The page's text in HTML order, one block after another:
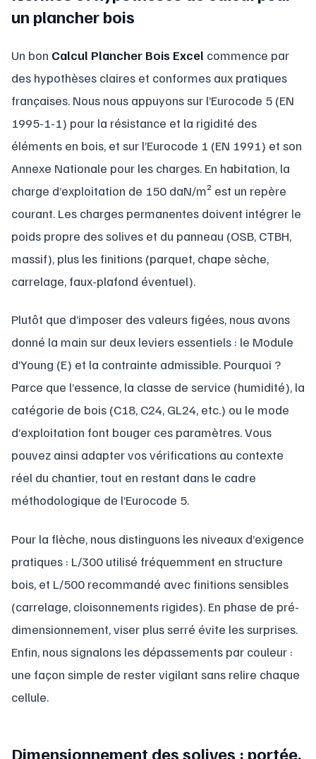
un plancher bois
Un bon Calcul Plancher Bois Excel commence par
des hypothèses claires et conformes aux pratiques
françaises. Nous nous appuyons sur l’Eurocode 5 (EN
1995-1-1) pour la résistance et la rigidité des
éléments en bois, et sur l’Eurocode 1 (EN 1991) et son
Annexe Nationale pour les charges. En habitation, la
charge d’exploitation de 150 daN/m² est un repère
courant. Les charges permanentes doivent intégrer le
poids propre des solives et du panneau (OSB, CTBH,
massif), plus les finitions (parquet, chape sèche,
carrelage, faux-plafond éventuel).
Plutôt que d’imposer des valeurs figées, nous avons
donné la main sur deux leviers essentiels : le Module
d’Young (E) et la contrainte admissible. Pourquoi ?
Parce que l’essence, la classe de service (humidité), la
catégorie de bois (C18, C24, GL24, etc.) ou le mode
d’exploitation font bouger ces paramètres. Vous
pouvez ainsi adapter vos vérifications au contexte
réel du chantier, tout en restant dans le cadre
méthodologique de l’Eurocode 5.
Pour la flèche, nous distinguons les niveaux d’exigence
pratiques : L/300 utilisé fréquemment en structure
bois, et L/500 recommandé avec finitions sensibles
(carrelage, cloisonnements rigides). En phase de pré-
dimensionnement, viser plus serré évite les surprises.
Enfin, nous signalons les dépassements par couleur :
une façon simple de rester vigilant sans relire chaque
cellule.
Dimensionnement des solives : portée,